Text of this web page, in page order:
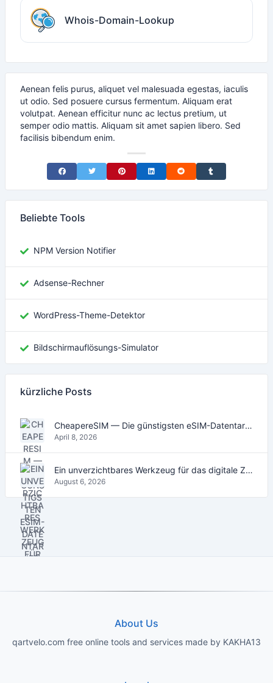
Whois-Domain-Lookup
Aenean felis purus, aliquet vel malesuada egestas, iaculis
ut odio. Sed posuere cursus fermentum. Aliquam erat
volutpat. Aenean efficitur nunc ac lectus pretium, ut
semper odio mattis. Aliquam sit amet sapien libero. Sed
facilisis bibendum enim.
Share on Facebook
Share on TwitterShare on Pinterest
Share on LinkedIn
Share on RedditShare on Tumblr
Beliebte Tools
NPM Version Notifier
Adsense-Rechner
WordPress-Theme-Detektor
Bildschirmauflösungs-Simulator
kürzliche Posts
CheapereSIM — Die günstigsten eSIM-Datentarife für Reisen 2026
April 8, 2026
Ein unverzichtbares Werkzeug für das digitale Zeitalter
August 6, 2026
About Us
qartvelo.com free online tools and services made by KAKHA13